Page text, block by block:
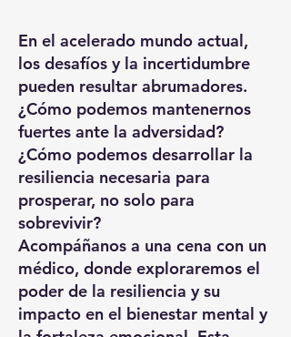
En el acelerado mundo actual,
los desafíos y la incertidumbre
pueden resultar abrumadores.
¿Cómo podemos mantenernos
fuertes ante la adversidad?
¿Cómo podemos desarrollar la
resiliencia necesaria para
prosperar, no solo para
sobrevivir?
Acompáñanos a una cena con un
médico, donde exploraremos el
poder de la resiliencia y su
impacto en el bienestar mental y